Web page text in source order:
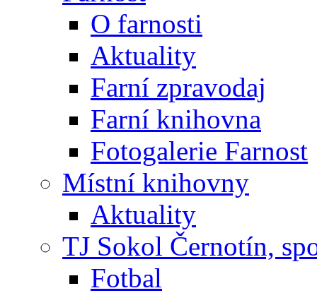
O farnosti
Aktuality
Farní zpravodaj
Farní knihovna
Fotogalerie Farnost
Místní knihovny
Aktuality
TJ Sokol Černotín,
Fotbal